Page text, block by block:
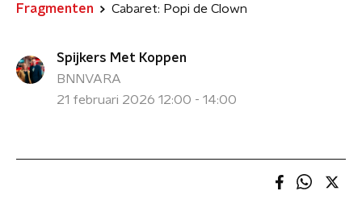
Fragmenten Cabaret: Popi de Clown
Spijkers Met Koppen
BNNVARA
21 februari 2026 12:00 - 14:00